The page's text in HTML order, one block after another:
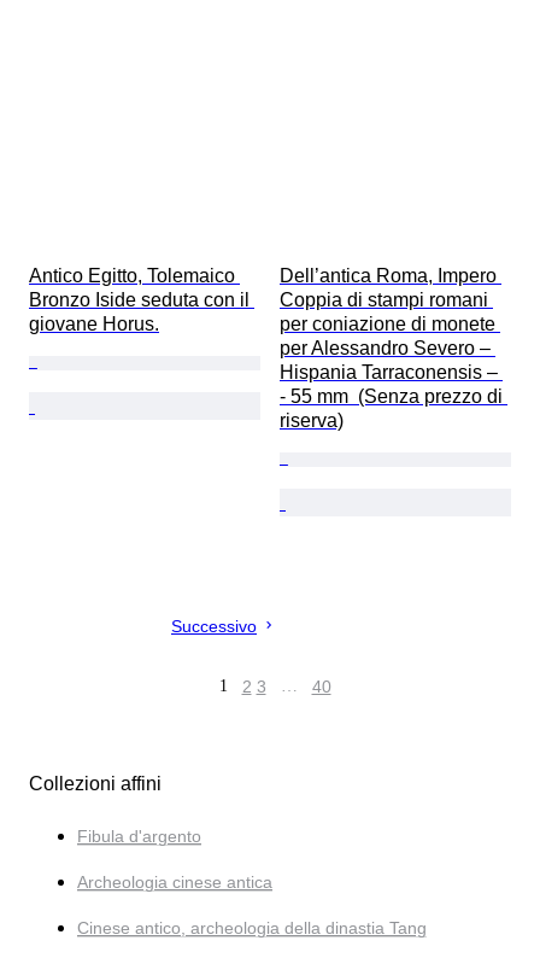
Antico Egitto, Tolemaico
Bronzo Iside seduta con il
giovane Horus.
Dell’antica Roma, Impero
Coppia di stampi romani
per coniazione di monete
per Alessandro Severo –
Hispania Tarraconensis –
- 55 mm  (Senza prezzo di
riserva)
Successivo
1 2 3 … 40
Collezioni affini
Fibula d'argento
Archeologia cinese antica
Cinese antico, archeologia della dinastia Tang